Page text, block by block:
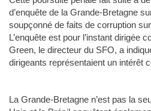
d’enquête de la Grande-Bretagne
soupçonné de faits de corruption
L’enquête est pour l’instant dirigée
Green, le directeur du SFO, a
dirigeants représentaient un intérêt
La Grande-Bretagne n’est pas la